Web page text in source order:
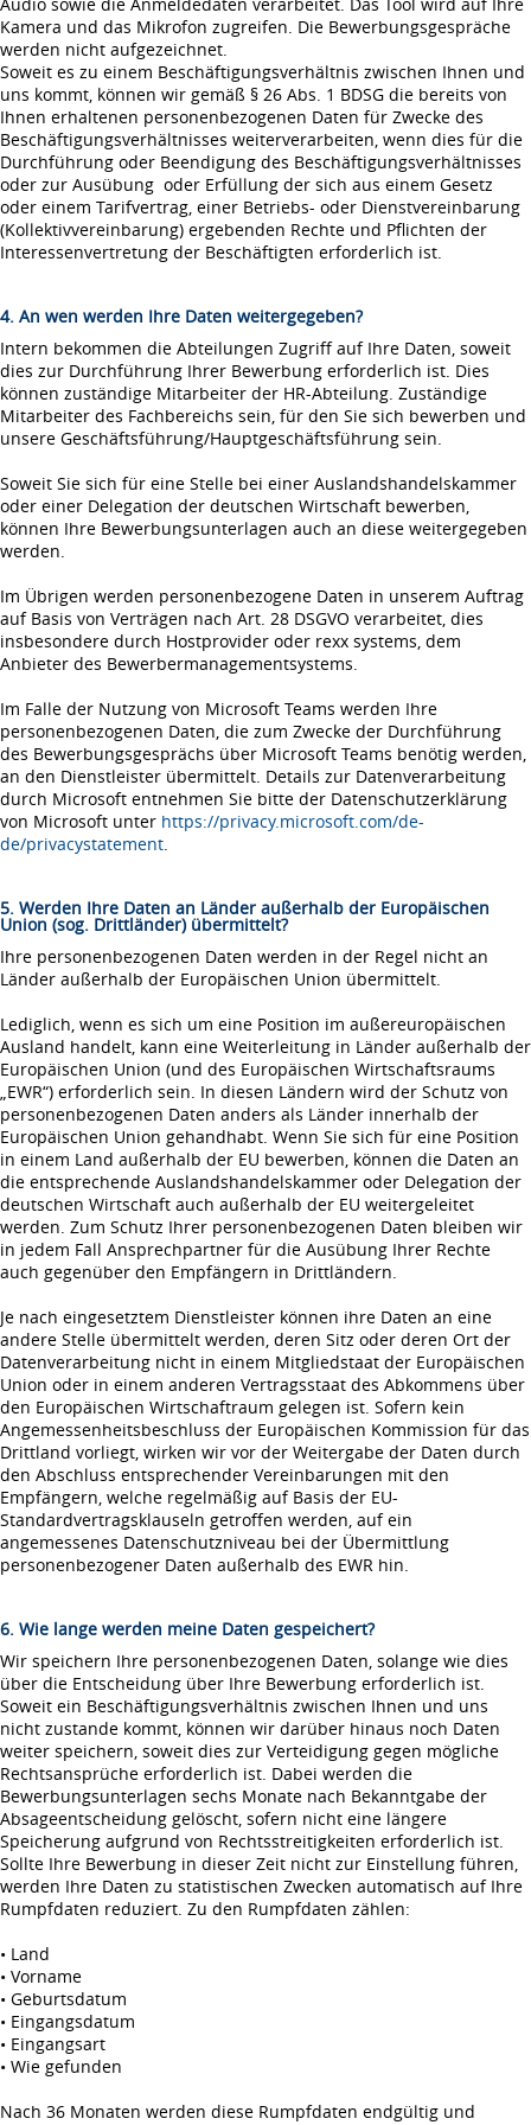
Kamera und das Mikrofon zugreifen. Die Bewerbungsgespräche
werden nicht aufgezeichnet.
Soweit es zu einem Beschäftigungsverhältnis zwischen Ihnen und
uns kommt, können wir gemäß § 26 Abs. 1 BDSG die bereits von
Ihnen erhaltenen personenbezogenen Daten für Zwecke des
Beschäftigungsverhältnisses weiterverarbeiten, wenn dies für die
Durchführung oder Beendigung des Beschäftigungsverhältnisses
oder zur Ausübung oder Erfüllung der sich aus einem Gesetz
oder einem Tarifvertrag, einer Betriebs- oder Dienstvereinbarung
(Kollektivvereinbarung) ergebenden Rechte und Pflichten der
Interessenvertretung der Beschäftigten erforderlich ist.
4. An wen werden Ihre Daten weitergegeben?
Intern bekommen die Abteilungen Zugriff auf Ihre Daten, soweit
dies zur Durchführung Ihrer Bewerbung erforderlich ist. Dies
können zuständige Mitarbeiter der HR-Abteilung. Zuständige
Mitarbeiter des Fachbereichs sein, für den Sie sich bewerben und
unsere Geschäftsführung/Hauptgeschäftsführung sein.
Soweit Sie sich für eine Stelle bei einer Auslandshandelskammer
oder einer Delegation der deutschen Wirtschaft bewerben,
können Ihre Bewerbungsunterlagen auch an diese weitergegeben
werden.
Im Übrigen werden personenbezogene Daten in unserem Auftrag
auf Basis von Verträgen nach Art. 28 DSGVO verarbeitet, dies
insbesondere durch Hostprovider oder rexx systems, dem
Anbieter des Bewerbermanagementsystems.
Im Falle der Nutzung von Microsoft Teams werden Ihre
personenbezogenen Daten, die zum Zwecke der Durchführung
des Bewerbungsgesprächs über Microsoft Teams benötig werden,
an den Dienstleister übermittelt. Details zur Datenverarbeitung
durch Microsoft entnehmen Sie bitte der Datenschutzerklärung
von Microsoft unter https://privacy.microsoft.com/de-
de/privacystatement.
5. Werden Ihre Daten an Länder außerhalb der Europäischen
Union (sog. Drittländer) übermittelt?
Ihre personenbezogenen Daten werden in der Regel nicht an
Länder außerhalb der Europäischen Union übermittelt.
Lediglich, wenn es sich um eine Position im außereuropäischen
Ausland handelt, kann eine Weiterleitung in Länder außerhalb der
Europäischen Union (und des Europäischen Wirtschaftsraums
„EWR“) erforderlich sein. In diesen Ländern wird der Schutz von
personenbezogenen Daten anders als Länder innerhalb der
Europäischen Union gehandhabt. Wenn Sie sich für eine Position
in einem Land außerhalb der EU bewerben, können die Daten an
die entsprechende Auslandshandelskammer oder Delegation der
deutschen Wirtschaft auch außerhalb der EU weitergeleitet
werden. Zum Schutz Ihrer personenbezogenen Daten bleiben wir
in jedem Fall Ansprechpartner für die Ausübung Ihrer Rechte
auch gegenüber den Empfängern in Drittländern.
Je nach eingesetztem Dienstleister können ihre Daten an eine
andere Stelle übermittelt werden, deren Sitz oder deren Ort der
Datenverarbeitung nicht in einem Mitgliedstaat der Europäischen
Union oder in einem anderen Vertragsstaat des Abkommens über
den Europäischen Wirtschaftraum gelegen ist. Sofern kein
Angemessenheitsbeschluss der Europäischen Kommission für das
Drittland vorliegt, wirken wir vor der Weitergabe der Daten durch
den Abschluss entsprechender Vereinbarungen mit den
Empfängern, welche regelmäßig auf Basis der EU-
Standardvertragsklauseln getroffen werden, auf ein
angemessenes Datenschutzniveau bei der Übermittlung
personenbezogener Daten außerhalb des EWR hin.
6. Wie lange werden meine Daten gespeichert?
Wir speichern Ihre personenbezogenen Daten, solange wie dies
über die Entscheidung über Ihre Bewerbung erforderlich ist.
Soweit ein Beschäftigungsverhältnis zwischen Ihnen und uns
nicht zustande kommt, können wir darüber hinaus noch Daten
weiter speichern, soweit dies zur Verteidigung gegen mögliche
Rechtsansprüche erforderlich ist. Dabei werden die
Bewerbungsunterlagen sechs Monate nach Bekanntgabe der
Absageentscheidung gelöscht, sofern nicht eine längere
Speicherung aufgrund von Rechtsstreitigkeiten erforderlich ist.
Sollte Ihre Bewerbung in dieser Zeit nicht zur Einstellung führen,
werden Ihre Daten zu statistischen Zwecken automatisch auf Ihre
Rumpfdaten reduziert. Zu den Rumpfdaten zählen:
• Land
• Vorname
• Geburtsdatum
• Eingangsdatum
• Eingangsart
• Wie gefunden
Nach 36 Monaten werden diese Rumpfdaten endgültig und